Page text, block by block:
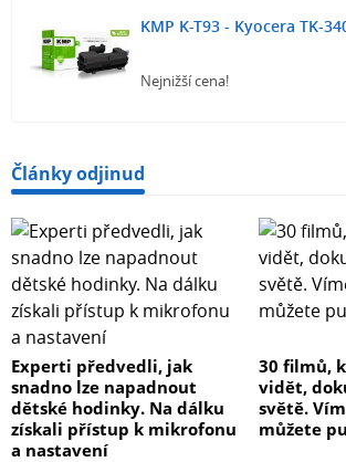
KMP K-T93 - Kyocera TK-
Nejnižší cena!
Články odjinud
Experti předvedli, jak
snadno lze napadnout
dětské hodinky. Na dálku
získali přístup k mikrofonu
a nastavení
30 filmů,
vidět,
světě.
můžete